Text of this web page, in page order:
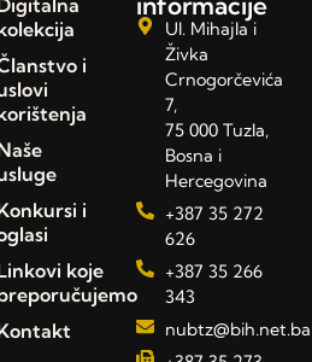
i
i
koje
Ul. Mihajla i
Živka
Crnogorčevića
7,
75 000 Tuzla,
Bosna i
Hercegovina
+387 35 272
626
+387 35 266
343
nubtz@bih.net.ba